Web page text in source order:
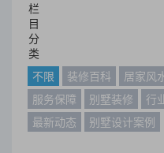
栏
目
分
类
不限
装修百科 居家风
服务保障
别墅装修 行
最新动态
别墅设计案例